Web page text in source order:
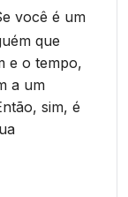
você é um
que
e o tempo,
a um
sim, é